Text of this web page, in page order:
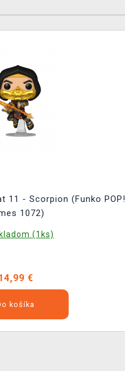
11 - Scorpion (Funko POP!
1072)
(1ks)
€
košíka